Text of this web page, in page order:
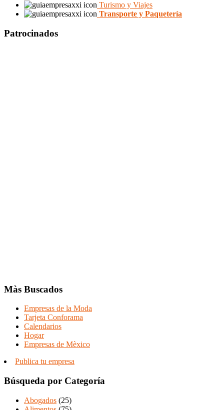
Turismo y Viajes
Transporte y Paquetería
Patrocinados
Màs Buscados
Empresas de la Moda
Tarjeta Conforama
Calendarios
Hogar
Empresas de Mèxico
Publica tu empresa
Búsqueda por Categoría
Abogados (25)